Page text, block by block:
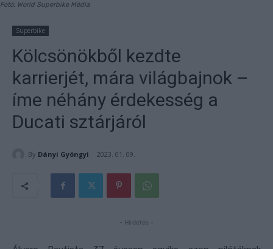
Fotó: World Superbike Média
Superbike
Kölcsönökből kezdte
karrierjét, mára világbajnok –
íme néhány érdekesség a
Ducati sztárjáról
By Dányi Gyöngyi 2023. 01. 09.
- Hirdetés -